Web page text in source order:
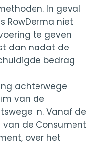
In geval
RowDerma niet
te geven
dan nadat de
bedrag
achterwege
van de
in. Vanaf de
de Consument
over het